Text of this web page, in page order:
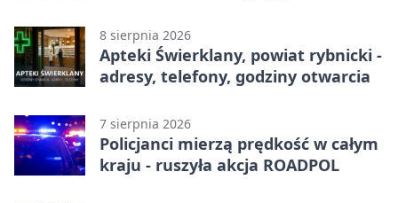
otwarcia
8 sierpnia 2026
Apteki Świerklany, powiat rybnicki -
adresy, telefony, godziny otwarcia
7 sierpnia 2026
Policjanci mierzą prędkość w całym
kraju - ruszyła akcja ROADPOL